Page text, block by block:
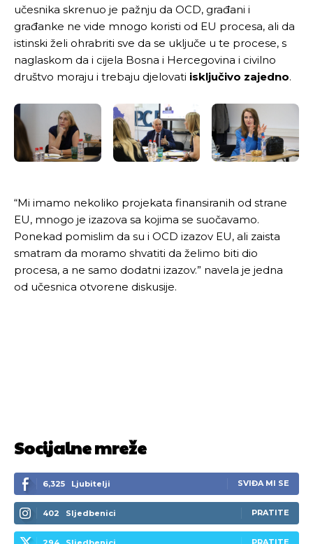
Pusti priču da živi!
Pusti priču da živi!
učesnika skrenuo je pažnju da OCD, građani i
građanke ne vide mnogo koristi od EU procesa, ali da
istinski želi ohrabriti sve da se uključe u te procese, s
naglaskom da i cijela Bosna i Hercegovina i civilno
društvo moraju i trebaju djelovati isključivo zajedno.
“Mi imamo nekoliko projekata finansiranih od strane
EU, mnogo je izazova sa kojima se suočavamo.
Ponekad pomislim da su i OCD izazov EU, ali zaista
smatram da moramo shvatiti da želimo biti dio
procesa, a ne samo dodatni izazov.” navela je jedna
od učesnica otvorene diskusije.
Socijalne mreže
6,325 Ljubitelji SVIĐA MI SE
402 Sljedbenici PRATITE
PRATITE